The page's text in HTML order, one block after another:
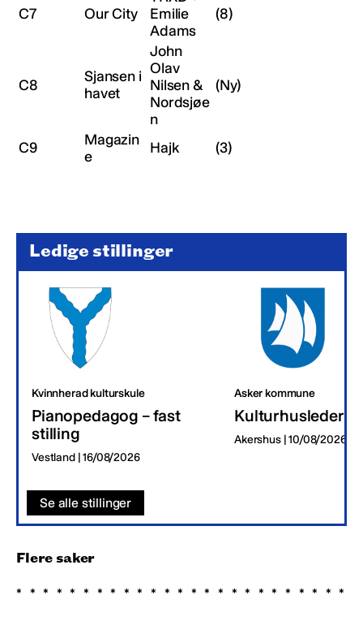
C7 Our City
Emilie
Adams
(8)
C8
Sjansen i
havet
John
Olav
Nilsen &
Nordsjøe
n
(Ny)
C9
Magazin
e
Hajk (3)
Ledige stillinger
Kvinnherad kulturskule
Pianopedagog – fast
stilling
Vestland | 16/08/2026
Asker kommune
Kulturhusleder
Akershus | 10/08/2026
Se alle stillinger
Flere saker